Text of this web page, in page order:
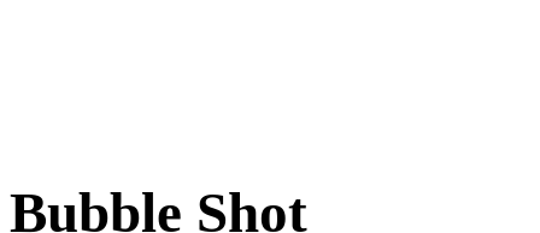
Bubble Shot